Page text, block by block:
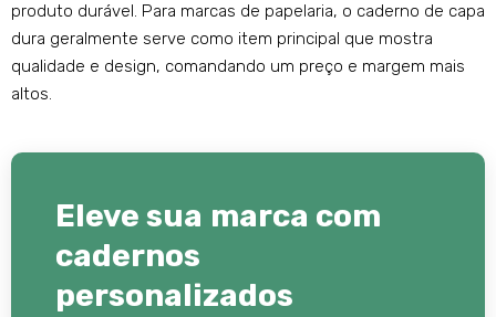
produto durável. Para marcas de papelaria, o caderno de capa
dura geralmente serve como item principal que mostra
qualidade e design, comandando um preço e margem mais
altos.
Eleve sua marca com
cadernos
personalizados